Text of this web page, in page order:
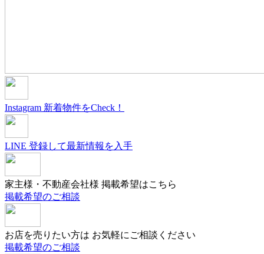
Instagram 新着物件をCheck！
LINE 登録して最新情報を入手
家主様・不動産会社様 掲載希望はこちら
掲載希望のご相談
お店を売りたい方は お気軽にご相談ください
掲載希望のご相談